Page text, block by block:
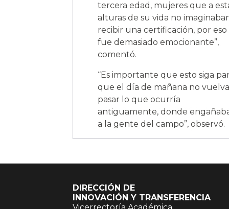
tercera edad, mujeres que a
alturas de su vida no
recibir una certificación, por eso
fue demasiado emocionante”,
comentó.
“Es importante que esto siga
que el día de mañana no
pasar lo que ocurría
antiguamente, donde
a la gente del campo”, observó.
DIRECCIÓN DE
INNOVACIÓN Y TRANSFERENCIA